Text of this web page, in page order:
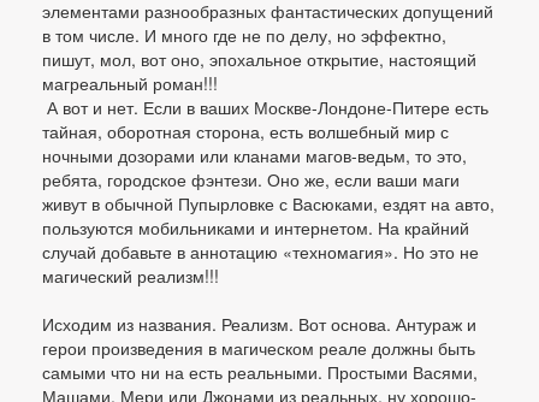
элементами разнообразных фантастических допущений
в том числе. И много где не по делу, но эффектно,
пишут, мол, вот оно, эпохальное открытие, настоящий
магреальный роман!!!
А вот и нет. Если в ваших Москве-Лондоне-Питере есть
тайная, оборотная сторона, есть волшебный мир с
ночными дозорами или кланами магов-ведьм, то это,
ребята, городское фэнтези. Оно же, если ваши маги
живут в обычной Пупырловке с Васюками, ездят на авто,
пользуются мобильниками и интернетом. На крайний
случай добавьте в аннотацию «техномагия». Но это не
магический реализм!!!
Исходим из названия. Реализм. Вот основа. Антураж и
герои произведения в магическом реале должны быть
самыми что ни на есть реальными. Простыми Васями,
Машами, Мери или Джонами из реальных, ну хорошо-